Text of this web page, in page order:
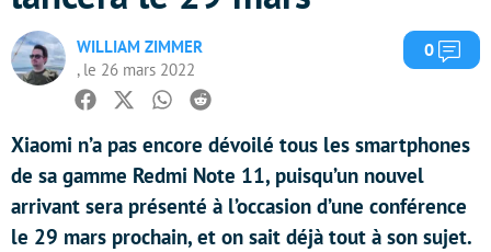
WILLIAM ZIMMER
, le 26 mars 2022
0
Facebook
TwitterWhatsapp
Reddit
Xiaomi n’a pas encore dévoilé tous les smartphones
de sa gamme Redmi Note 11, puisqu’un nouvel
arrivant sera présenté à l’occasion d’une conférence
le 29 mars prochain, et on sait déjà tout à son sujet.